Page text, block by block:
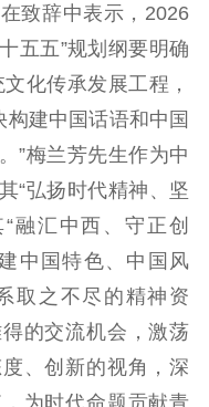
致辞中表示，2026
五五”规划纲要明确
化传承发展工程，
构建中国话语和中国
”梅兰芳先生作为中
“弘扬时代精神、坚
融汇中西、守正创
中国特色、中国风
取之不尽的精神资
的交流机会，激荡
、创新的视角，深
为时代命题贡献青